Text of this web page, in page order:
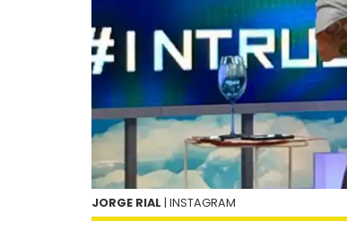
JORGE RIAL | INSTAGRAM